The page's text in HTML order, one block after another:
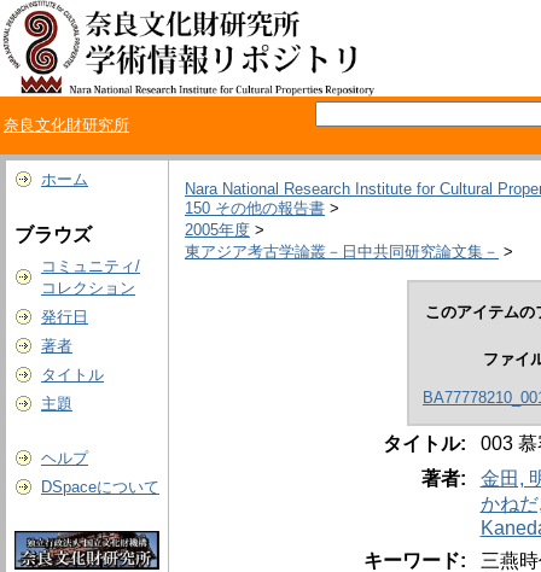
奈良文化財研究所
ホーム
ブラウズ
コミュニティ/
コレクション
発行日
著者
タイトル
主題
ヘルプ
DSpaceについて
Nara National Research Institute for Cultural
150 その他の報告書 >
2005年度 >
東アジア考古学論叢－日中共同研究論文集－ >
このアイテムの
ファイ
タイトル:
003
著者:
金田,
かね
キーワード:
三燕